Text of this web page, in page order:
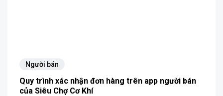
Người bán
Quy trình xác nhận đơn hàng trên app người bán
của Siêu Chợ Cơ Khí